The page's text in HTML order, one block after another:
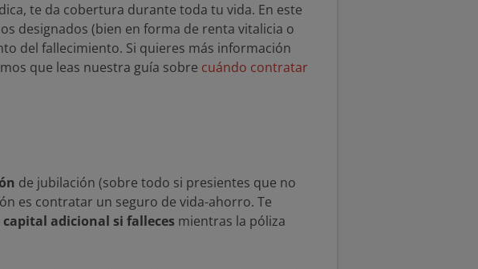
te da cobertura durante toda tu vida. En este
designados (bien en forma de renta vitalicia o
del fallecimiento. Si quieres más información
que leas nuestra guía sobre cuándo contratar
de jubilación (sobre todo si presientes que no
es contratar un seguro de vida-ahorro. Te
capital adicional si falleces mientras la póliza